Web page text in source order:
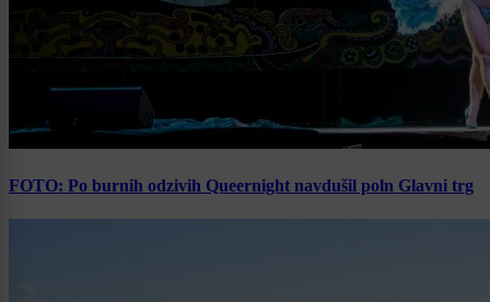
FOTO: Po burnih odzivih Queernight navdušil poln Glavni trg